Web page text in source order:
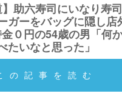
】助六寿司にいなり寿司
ガーをバッグに隠し店
０円の54歳の男「何
たいなと思った」
の記事を読む